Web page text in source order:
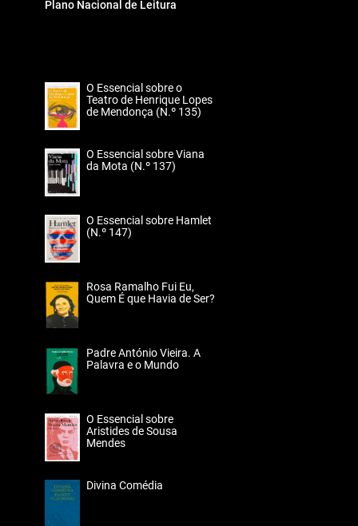
Plano Nacional de Leitura
O Essencial sobre o
Teatro de Henrique Lopes
de Mendonça (N.º 135)
O Essencial sobre Viana
da Mota (N.º 137)
O Essencial sobre Hamlet
(N.º 147)
Rosa Ramalho Fui Eu,
Quem É que Havia de Ser?
Padre António Vieira. A
Palavra e o Mundo
O Essencial sobre
Aristides de Sousa
Mendes
Divina Comédia